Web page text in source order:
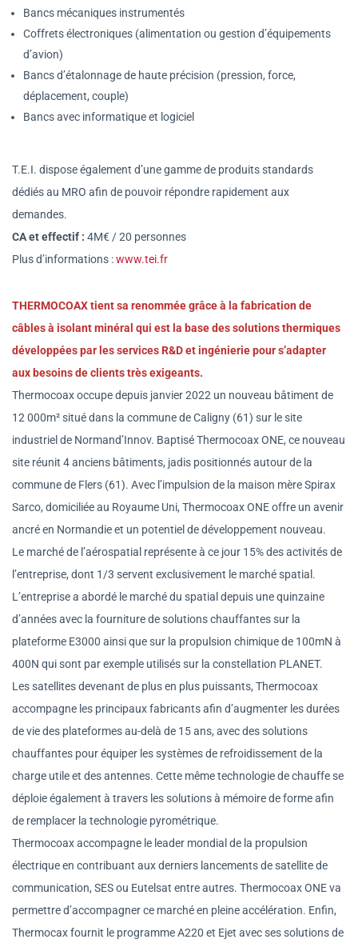
Bancs mécaniques instrumentés
Coffrets électroniques (alimentation ou gestion d’équipements
d’avion)
Bancs d’étalonnage de haute précision (pression, force,
déplacement, couple)
Bancs avec informatique et logiciel
T.E.I. dispose également d’une gamme de produits standards
dédiés au MRO afin de pouvoir répondre rapidement aux
demandes.
CA et effectif : 4M€ / 20 personnes
Plus d’informations :www.tei.fr
THERMOCOAX tient sa renommée grâce à la fabrication de
câbles à isolant minéral qui est la base des solutions thermiques
développées par les services R&D et ingénierie pour s’adapter
aux besoins de clients très exigeants.
Thermocoax occupe depuis janvier 2022 un nouveau bâtiment de
12 000m² situé dans la commune de Caligny (61) sur le site
industriel de Normand’Innov. Baptisé Thermocoax ONE, ce nouveau
site réunit 4 anciens bâtiments, jadis positionnés autour de la
commune de Flers (61). Avec l’impulsion de la maison mère Spirax
Sarco, domiciliée au Royaume Uni, Thermocoax ONE offre un avenir
ancré en Normandie et un potentiel de développement nouveau.
Le marché de l’aérospatial représente à ce jour 15% des activités de
l’entreprise, dont 1/3 servent exclusivement le marché spatial.
L’entreprise a abordé le marché du spatial depuis une quinzaine
d’années avec la fourniture de solutions chauffantes sur la
plateforme E3000 ainsi que sur la propulsion chimique de 100mN à
400N qui sont par exemple utilisés sur la constellation PLANET.
Les satellites devenant de plus en plus puissants, Thermocoax
accompagne les principaux fabricants afin d’augmenter les durées
de vie des plateformes au-delà de 15 ans, avec des solutions
chauffantes pour équiper les systèmes de refroidissement de la
charge utile et des antennes. Cette même technologie de chauffe se
déploie également à travers les solutions à mémoire de forme afin
de remplacer la technologie pyrométrique.
Thermocoax accompagne le leader mondial de la propulsion
électrique en contribuant aux derniers lancements de satellite de
communication, SES ou Eutelsat entre autres. Thermocoax ONE va
permettre d’accompagner ce marché en pleine accélération. Enfin,
Thermocax fournit le programme A220 et Ejet avec ses solutions de